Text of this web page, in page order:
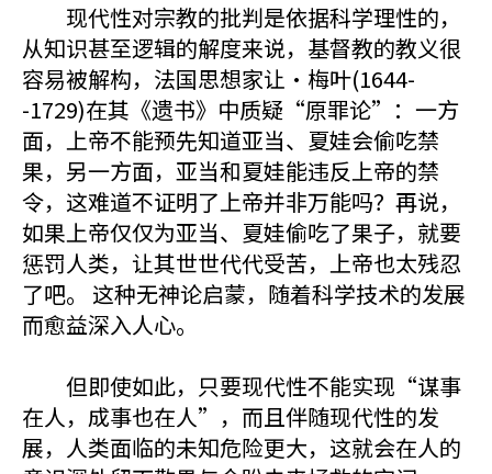
现代性对宗教的批判是依据科学理性的，
从知识甚至逻辑的解度来说，基督教的教义很
容易被解构，法国思想家让·梅叶(1644-
-1729)在其《遗书》中质疑“原罪论”：一方
面，上帝不能预先知道亚当、夏娃会偷吃禁
果，另一方面，亚当和夏娃能违反上帝的禁
令，这难道不证明了上帝并非万能吗？再说，
如果上帝仅仅为亚当、夏娃偷吃了果子，就要
惩罚人类，让其世世代代受苦，上帝也太残忍
了吧。 这种无神论启蒙，随着科学技术的发展
而愈益深入人心。
但即使如此，只要现代性不能实现“谋事
在人，成事也在人”，而且伴随现代性的发
展，人类面临的未知危险更大，这就会在人的